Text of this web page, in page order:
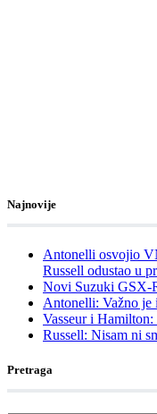
Najnovije
Antonelli osvojio
Russell odustao u
Novi Suzuki GSX-
Antonelli: Važno
Vasseur i
Russell: Nisam ni
Pretraga